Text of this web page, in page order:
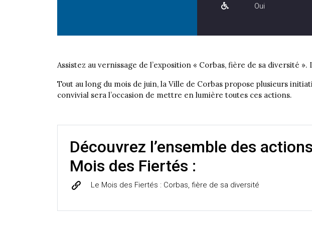
Oui
Assistez au vernissage de l’exposition « Corbas, fière de sa diversité ».
Tout au long du mois de juin, la Ville de Corbas propose plusieurs
convivial sera l’occasion de mettre en lumière toutes ces actions.
Découvrez l’ensemble des
Mois des Fiertés :
Le Mois des Fiertés : Corbas, fière de sa diversité